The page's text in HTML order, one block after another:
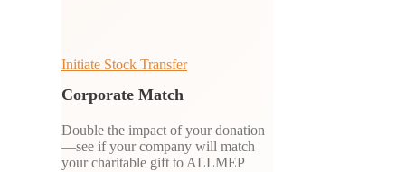
Initiate Stock Transfer
Corporate Match
Double the impact of your donation
—see if your company will match
your charitable gift to ALLMEP